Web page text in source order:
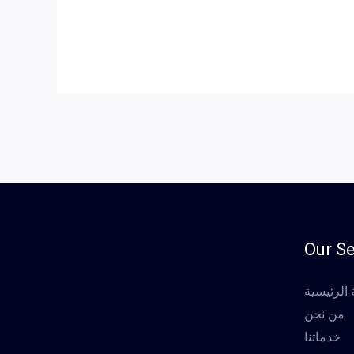
Our
من نحن
خدماتنا